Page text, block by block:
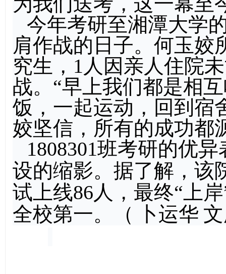
今年考研至湘潭大学
肩作战的日子。何玉姣
究生，1人因亲人住院
战。“早上我们都是相
饭，一起运动，回到宿
姣坚信，所有的成功都
1808301班考研的优
设的缩影。据了解，该
试上线86人，最终“上
全校第一。（
卜运华